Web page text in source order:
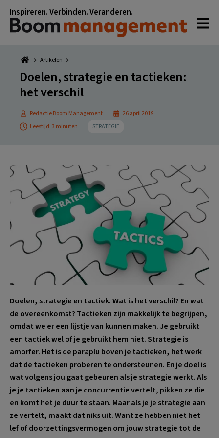
naar
hoofdnavigatie
naar
hoofd
inhoud
naar
eerste
sidebar
naar
voettekst
Inspireren. Verbinden. Veranderen.
Artikelen
Doelen, strategie en tactieken:
het verschil
Redactie Boom Management
26 april 2019
Leestijd: 3 minuten
STRATEGIE
Doelen, strategie en tactiek. Wat is het verschil? En wat
de overeenkomst? Tactieken zijn makkelijk te begrijpen,
omdat we er een lijstje van kunnen maken. Je gebruikt
een tactiek wel of je gebruikt hem niet. Strategie is
amorfer. Het is de paraplu boven je tactieken, het werk
dat de tactieken proberen te ondersteunen. En je doel is
wat volgens jou gaat gebeuren als je strategie werkt. Als
je je tactieken aan je concurrentie vertelt, pikken ze die
en komt het je duur te staan. Maar als je je strategie aan
ze vertelt, maakt dat niks uit. Want ze hebben niet het
lef of doorzettingsvermogen om jouw strategie tot de